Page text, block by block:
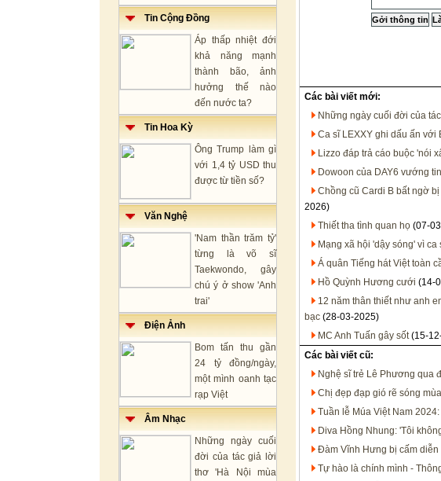
Tin Cộng Đồng
Áp thấp nhiệt đới
khả năng mạnh
thành bão, ảnh
hưởng thế nào
đến nước ta?
Tin Hoa Kỳ
Ông Trump làm gì
với 1,4 tỷ USD thu
được từ tiền số?
Văn Nghệ
'Nam thần trăm tỷ'
từng là võ sĩ
Taekwondo, gây
chú ý ở show 'Anh
trai'
Điện Ảnh
Bom tấn thu gần
24 tỷ đồng/ngày,
một mình oanh tạc
rạp Việt
Âm Nhạc
Những ngày cuối
đời của tác giả lời
thơ 'Hà Nội mùa
Các bài viết mới:
Những ngày cuối đời của
Ca sĩ LEXXY ghi dấu ấn với
Lizzo đáp trả cáo buộc 'nói
Dowoon của DAY6 vướng
Chồng cũ Cardi B bất ngờ
2026)
Thiết tha tình quan họ (07-
Mạng xã hội 'dậy sóng' vì
Á quân Tiếng hát Việt toàn
Hồ Quỳnh Hương cưới (14-
12 năm thân thiết như anh
bạc (28-03-2025)
MC Anh Tuấn gây sốt(15-
Các bài viết cũ:
Nghệ sĩ trẻ Lê Phương qua
Chị đẹp đạp gió rẽ sóng
Tuần lễ Múa Việt Nam
Diva Hồng Nhung: 'Tôi
Đàm Vĩnh Hưng bị cấm diễn
Tự hào là chính mình -